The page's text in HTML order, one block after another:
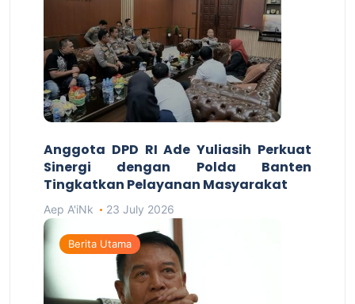
Anggota DPD RI Ade Yuliasih Perkuat
Sinergi dengan Polda Banten
Tingkatkan Pelayanan Masyarakat
Aep A'iNk 23 July 2026
Berita Utama